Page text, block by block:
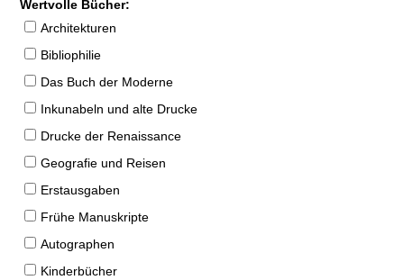
Wertvolle Bücher:
Architekturen
Bibliophilie
Das Buch der Moderne
Inkunabeln und alte Drucke
Drucke der Renaissance
Geografie und Reisen
Erstausgaben
Frühe Manuskripte
Autographen
Kinderbücher